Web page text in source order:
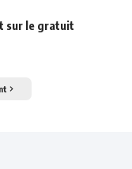
sur le gratuit